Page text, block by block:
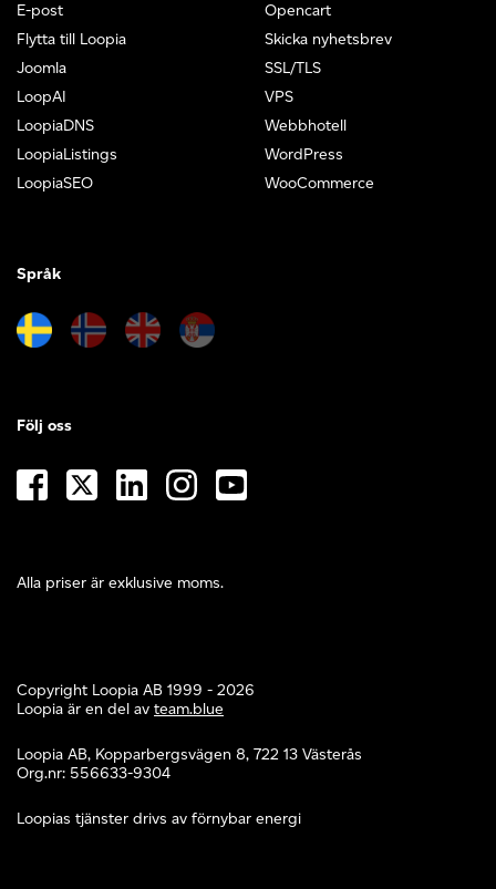
E-post
Flytta till Loopia
Joomla
LoopAI
LoopiaDNS
LoopiaListings
LoopiaSEO
Opencart
Skicka nyhetsbrev
SSL/TLS
VPS
Webbhotell
WordPress
WooCommerce
Språk
Alla priser är exklusive moms.
Följ oss
Copyright Loopia AB 1999 - 2026
Loopia är en del av team.blue
Loopia AB, Kopparbergsvägen 8, 722 13 Västerås
Org.nr: 556633-9304
Loopias tjänster drivs av förnybar energi